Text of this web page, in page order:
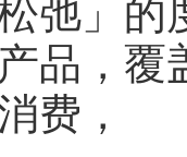
弛」的
品，覆
费，